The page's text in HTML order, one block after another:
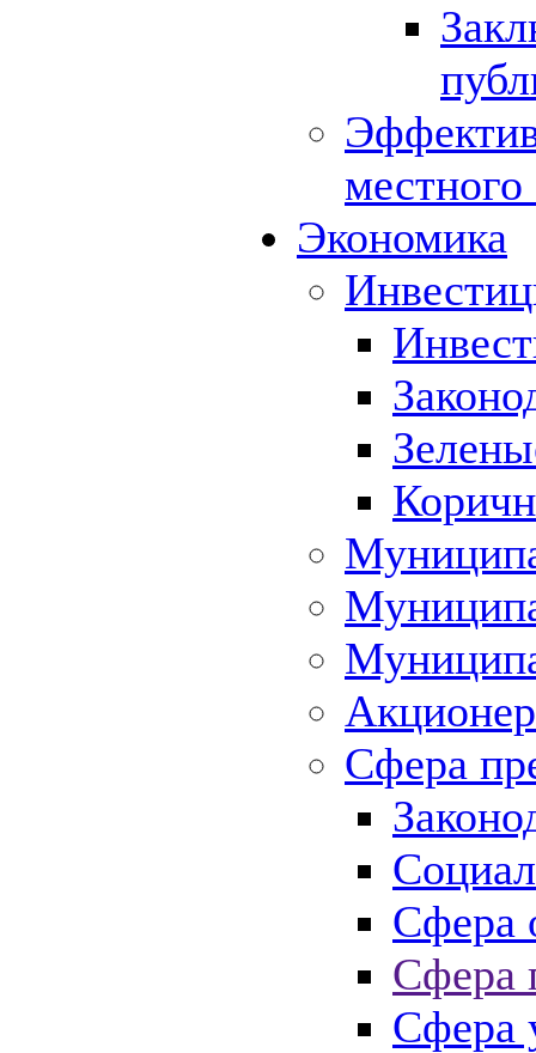
Экономика
Сфера
Сфера
Сфера
Сфера